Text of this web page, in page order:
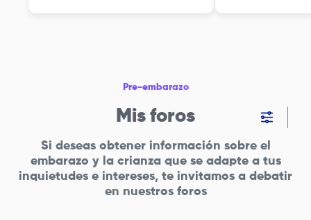
Pre-embarazo
Mis foros
Si deseas obtener información sobre el
embarazo y la crianza que se adapte a tus
inquietudes e intereses, te invitamos a debatir
en nuestros foros